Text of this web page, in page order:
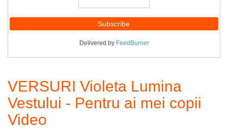
Delivered by FeedBurner
VERSURI Violeta Lumina
Vestului - Pentru ai mei copii
Video